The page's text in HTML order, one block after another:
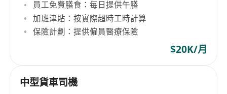
員工免費膳食：每日提供午膳
加班津貼：按實際超時工時計算
保險計劃：提供僱員醫療保險
$20K/月
中型貨車司機